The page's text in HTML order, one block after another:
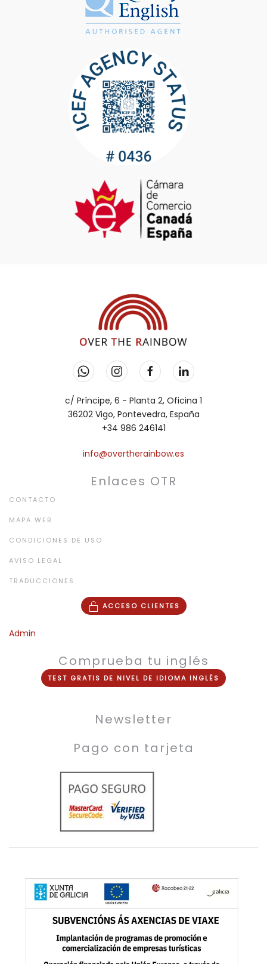
c/ Príncipe, 6 - Planta 2, Oficina 1
36202 Vigo, Pontevedra, España
+34 986 246141
info@overtherainbow.es
Enlaces OTR
CONTACTO
MAPA WEB
CONDICIONES DE USO
AVISO LEGAL
TRADUCCIONES
ACCESO CLIENTES
Admin
Comprueba tu inglés
TEST GRATIS DE NIVEL DE IDIOMA INGLÉS
Newsletter
Pago con tarjeta